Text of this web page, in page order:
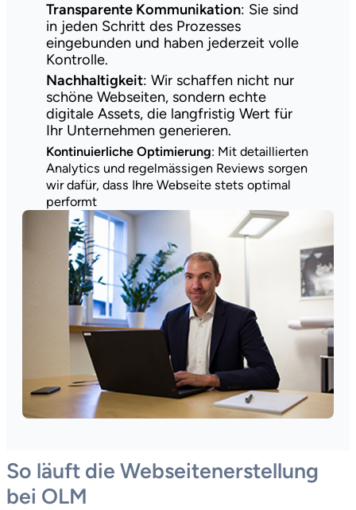
Transparente Kommunikation: Sie sind
in jeden Schritt des Prozesses
eingebunden und haben jederzeit volle
Kontrolle.
Nachhaltigkeit: Wir schaffen nicht nur
schöne Webseiten, sondern echte
digitale Assets, die langfristig Wert für
Ihr Unternehmen generieren.
Kontinuierliche Optimierung: Mit detaillierten
Analytics und regelmässigen Reviews sorgen
wir dafür, dass Ihre Webseite stets optimal
performt
So läuft die Webseitenerstellung
bei OLM